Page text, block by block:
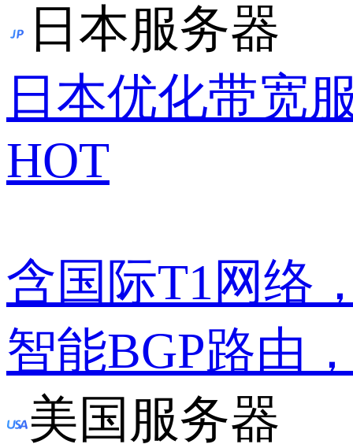
日本服务器
日本优化带宽
HOT
含国际T1网络
智能BGP路由
美国服务器